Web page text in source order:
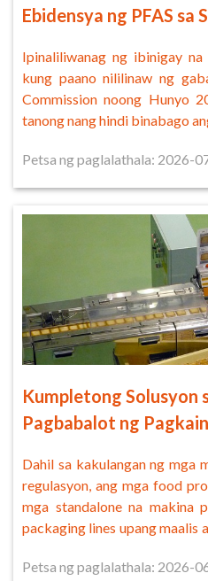
Ebidensya ng PFAS sa
Ipinaliliwanag ng ibinigay
kung paano nililinaw ng
Commission noong Hunyo
tanong nang hindi binabago
Petsa ng paglalathala: 2026-
Kumpletong Solusyon
Pagbabalot ng
Standalone na Makina
Dahil sa kakulangan ng mga
regulasyon, ang mga food
mga standalone na makina
packaging lines upang maalis
Petsa ng paglalathala: 2026-